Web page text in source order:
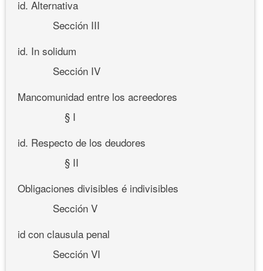
id. Alternativa
Sección III
id. In solidum
Sección IV
Mancomunidad entre los acreedores
§ I
id. Respecto de los deudores
§ II
Obligaciones divisibles é indivisibles
Sección V
id con clausula penal
Sección VI